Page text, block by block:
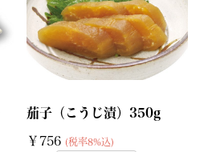
茄子（こうじ漬）350g
￥756 (税率8%込)